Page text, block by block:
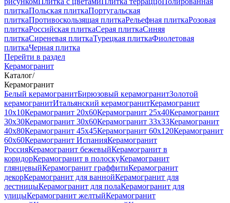
плиткаПольская плиткаПортугальская
плиткаПротивоскользящая плиткаРельефная плиткаРозовая
плиткаРоссийская плиткаСерая плиткаСиняя
плиткаСиреневая плиткаТурецкая плиткаФиолетовая
плиткаЧерная плитка
Перейти в раздел
Керамогранит
Каталог/
Керамогранит
Белый керамогранитБирюзовый керамогранитЗолотой
керамогранитИтальянский керамогранитКерамогранит
10x10Керамогранит 20x60Керамогранит 25x40Керамогранит
30x30Керамогранит 30x60Керамогранит 33x33Керамогранит
40x80Керамогранит 45x45Керамогранит 60x120Керамогранит
60x60Керамогранит ИспанияКерамогранит
РоссияКерамогранит бежевыйКерамогранит в
коридорКерамогранит в полоскуКерамогранит
глянцевыйКерамогранит граффитиКерамогранит
декорКерамогранит для ваннойКерамогранит для
лестницыКерамогранит для полаКерамогранит для
улицыКерамогранит желтыйКерамогранит